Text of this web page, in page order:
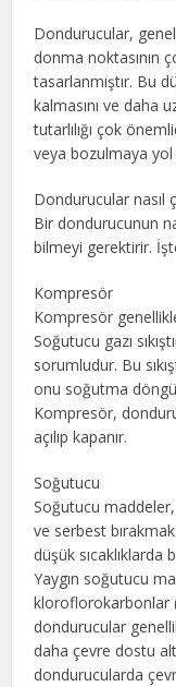
Dondurucular,
donma noktasının
tasarlanmıştır. Bu
kalmasını ve daha
tutarlılığı çok
veya bozulmaya yol
Dondurucular nasıl
Bir dondurucunun
bilmeyi gerektirir.
Kompresör
Kompresör
Soğutucu gazı
sorumludur. Bu
onu soğutma
Kompresör,
açılıp kapanır.
Soğutucu
Soğutucu
ve serbest
düşük sıcaklıklarda
Yaygın soğutucu
kloroflorokarbonlar
dondurucular
daha çevre dostu
dondurucularda